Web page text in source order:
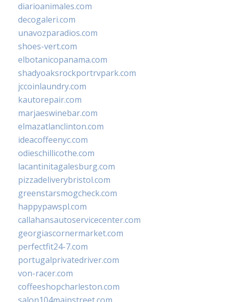
diarioanimales.com
decogaleri.com
unavozparadios.com
shoes-vert.com
elbotanicopanama.com
shadyoaksrockportrvpark.com
jccoinlaundry.com
kautorepair.com
marjaeswinebar.com
elmazatlanclinton.com
ideacoffeenyc.com
odieschillicothe.com
lacantinitagalesburg.com
pizzadeliverybristol.com
greenstarsmogcheck.com
happypawspl.com
callahansautoservicecenter.com
georgiascornermarket.com
perfectfit24-7.com
portugalprivatedriver.com
von-racer.com
coffeeshopcharleston.com